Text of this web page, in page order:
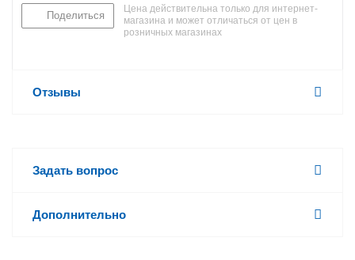
Поделиться
Цена действительна только для интернет-
магазина и может отличаться от цен в
розничных магазинах
Отзывы
Задать вопрос
Дополнительно